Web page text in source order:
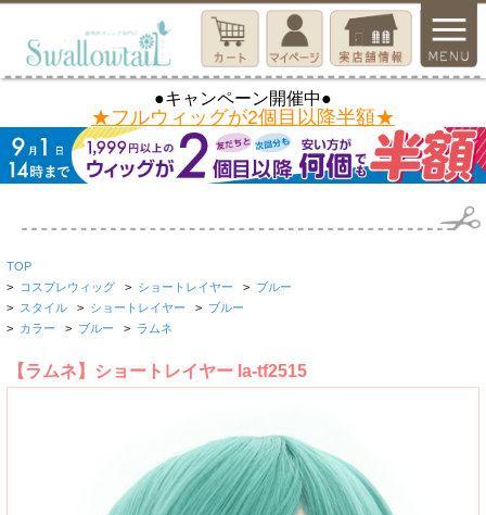
●キャンペーン開催中●
★フルウィッグが2個目以降半額★
TOP
> コスプレウィッグ > ショートレイヤー > ブルー
> スタイル > ショートレイヤー > ブルー
> カラー > ブルー > ラムネ
【ラムネ】ショートレイヤー la-tf2515